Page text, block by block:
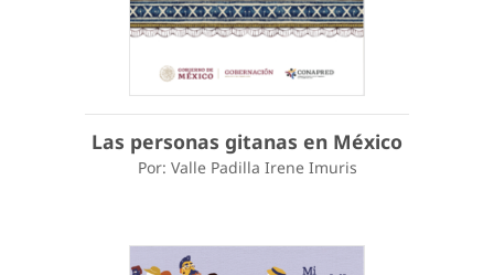
Las personas gitanas en México
Por: Valle Padilla Irene Imuris